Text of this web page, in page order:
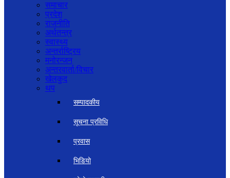
समाचार
प्रदेश
राजनीति
अर्थतन्त्र
स्वास्थ्य
अन्तर्राष्ट्रिय
मनोरन्जन
अन्तरवार्ता/विचार
खेलकुद
थप
सम्पादकीय
सूचना प्रविधि
प्रवास
भिडियो